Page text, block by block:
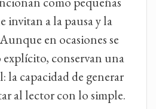
invitan a la pausa y la
en ocasiones se
conservan una
la capacidad de generar
al lector con lo simple.